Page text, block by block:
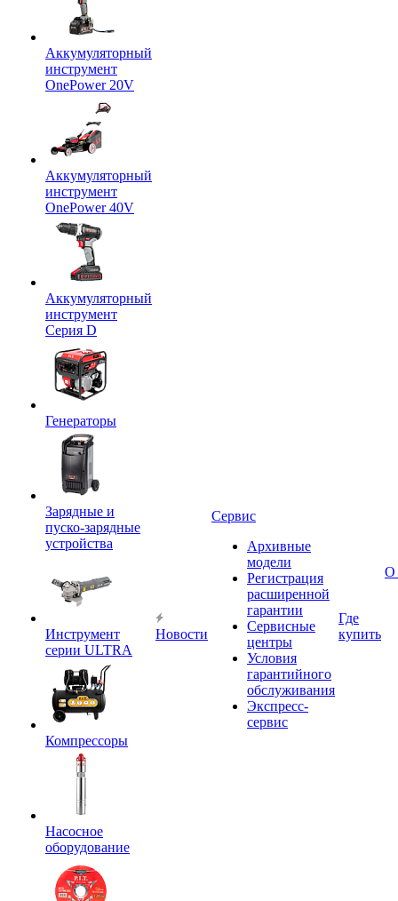
Аккумуляторный
инструмент
OnePower 20V
Аккумуляторный
инструмент
OnePower 40V
Аккумуляторный
инструмент
Серия D
Генераторы
Зарядные и
пуско-зарядные
устройства
Инструмент
серии ULTRA
Компрессоры
Насосное
оборудование
Новости
Сервис
Архивные
модели
Регистрация
расширенной
гарантии
Сервисные
центры
Условия
гарантийного
обслуживания
Экспресс-
сервис
Где
купить
О